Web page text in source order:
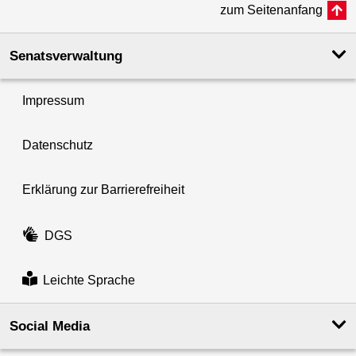
zum Seitenanfang
Senatsverwaltung
Impressum
Datenschutz
Erklärung zur Barrierefreiheit
DGS
Leichte Sprache
Social Media